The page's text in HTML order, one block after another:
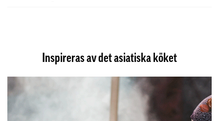
Inspireras av det asiatiska köket